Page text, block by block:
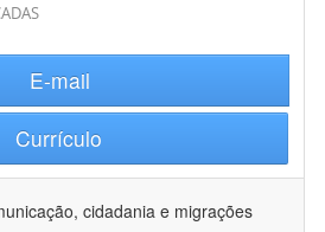
E-mail
Currículo
cidadania e migrações